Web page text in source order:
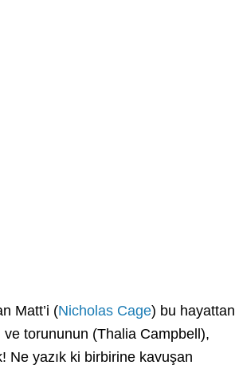
Matt’i (Nicholas Cage) bu hayattan
ve torununun (Thalia Campbell),
Ne yazık ki birbirine kavuşan